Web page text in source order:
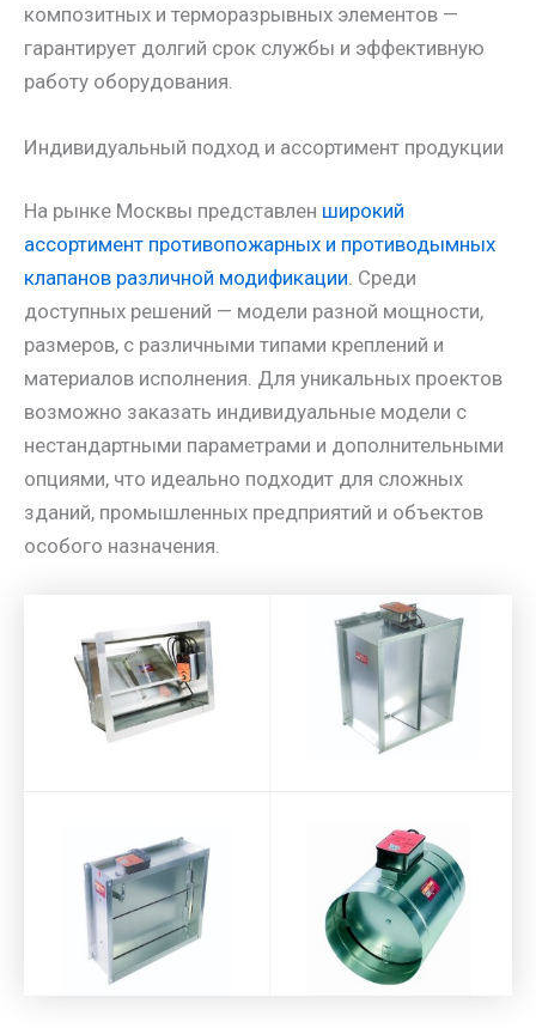
композитных и терморазрывных элементов —
гарантирует долгий срок службы и эффективную
работу оборудования.
Индивидуальный подход и ассортимент продукции
На рынке Москвы представлен широкий
ассортимент противопожарных и противодымных
клапанов различной модификации. Среди
доступных решений — модели разной мощности,
размеров, с различными типами креплений и
материалов исполнения. Для уникальных проектов
возможно заказать индивидуальные модели с
нестандартными параметрами и дополнительными
опциями, что идеально подходит для сложных
зданий, промышленных предприятий и объектов
особого назначения.